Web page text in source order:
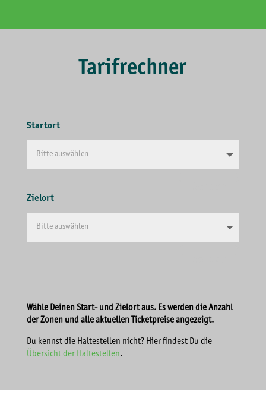
Tarifrechner
Startort
Zielort
Wähle Deinen Start- und Zielort aus. Es werden die Anzahl
der Zonen und alle aktuellen Ticketpreise angezeigt.
Du kennst die Haltestellen nicht? Hier findest Du die
Übersicht der Haltestellen.